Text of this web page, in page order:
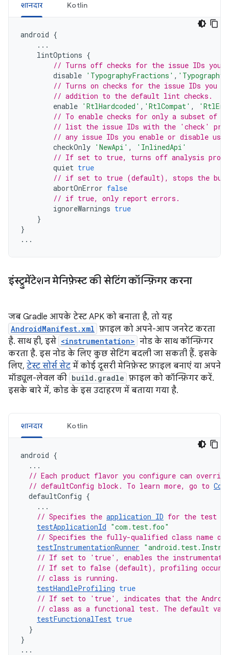
शानदार Kotlin
android {
...
lintOptions {
// Turns off checks for the issue IDs you
disable 'TypographyFractions' ,
// Turns on checks for the issue IDs you
// addition to the default lint checks.
enable 'RtlHardcoded' , 'RtlCompat' ,
// To enable checks for only a subset of
// list the issue IDs with the 'check'
// any issue IDs you enable or disable
checkOnly 'NewApi' ,
'InlinedApi'
// If set to true, turns off analysis
quiet true
// if set to true (default), stops the
abortOnError false
// if true, only report errors.
ignoreWarnings true
}
}
...
इंस्ट्रुमेंटेशन मेनिफ़ेस्ट की सेटिंग कॉन्फ़िगर करना
जब Gradle आपके टेस्ट APK को बनाता है, तो यह
AndroidManifest.xml फ़ाइल को अपने-आप जनरेट करता
है. साथ ही, इसे <instrumentation> नोड के साथ कॉन्फ़िगर
करता है. इस नोड के लिए कुछ सेटिंग बदली जा सकती हैं. इसके
लिए, टेस्ट सोर्स सेट में कोई दूसरी मेनिफ़ेस्ट फ़ाइल बनाएं या अपने
मॉड्यूल-लेवल की build.gradle फ़ाइल को कॉन्फ़िगर करें.
इसके बारे में, कोड के इस उदाहरण में बताया गया है.
शानदार Kotlin
android {
...
// Each product flavor you configure can
// defaultConfig block. To learn more, go to
defaultConfig {
...
// Specifies the application ID for the test
testApplicationId "com.test.foo"
// Specifies the fully-qualified class name of
testInstrumentationRunner
// If set to 'true', enables the
// If set to false (default), profiling occurs
// class is running.
testHandleProfiling true
// If set to 'true', indicates that the Android
// class as a functional test. The default
testFunctionalTest true
}
}
...